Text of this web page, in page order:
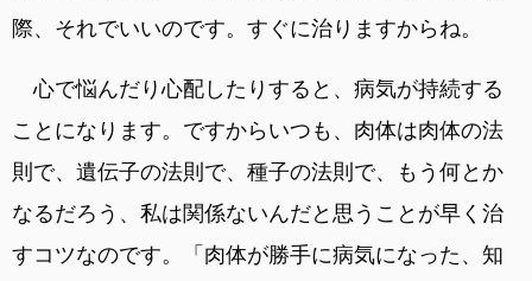
際、それでいいのです。すぐに治りますからね。
心で悩んだり心配したりすると、病気が持続する
ことになります。ですからいつも、肉体は肉体の法
則で、遺伝子の法則で、種子の法則で、もう何とか
なるだろう、私は関係ないんだと思うことが早く治
すコツなのです。「肉体が勝手に病気になった、知